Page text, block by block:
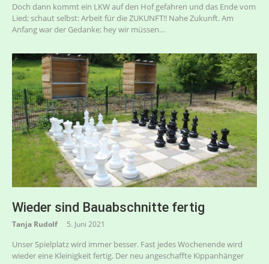
Doch dann kommt ein LKW auf den Hof gefahren und das Ende vom
Lied; schaut selbst: Arbeit für die ZUKUNFT!! Nahe Zukunft. Am
Anfang war der Gedanke; hey wir müssen…
Wieder sind Bauabschnitte fertig
Tanja Rudolf 5. Juni 2021
Unser Spielplatz wird immer besser. Fast jedes Wochenende wird
wieder eine Kleinigkeit fertig. Der neu angeschaffte Kippanhänger